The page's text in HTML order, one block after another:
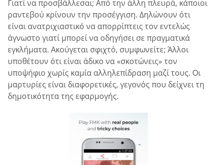
Γιατί να προσβάλλεσαι; Από την άλλη πλευρά, κάποιοι
ραντεβού κρίνουν την προσέγγιση. Δηλώνουν ότι
είναι ανατριχιαστικό να απορρίπτεις τον εντελώς
άγνωστο γιατί μπορεί να οδηγήσει σε πραγματικά
εγκλήματα. Ακούγεται σφιχτό, συμφωνείτε; Άλλοι
υποθέτουν ότι είναι άδικο να «σκοτώνεις» τον
υποψήφιο χωρίς καμία αλληλεπίδραση μαζί τους. Οι
μαρτυρίες είναι διαφορετικές, γεγονός που δείχνει τη
δημοτικότητα της εφαρμογής.